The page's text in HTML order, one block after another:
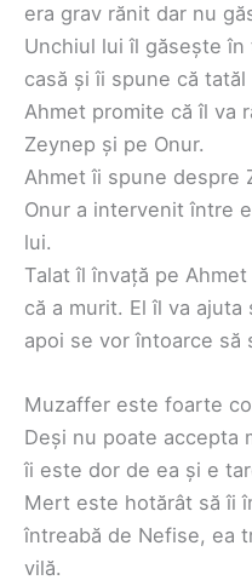
era grav rănit dar nu
Unchiul lui îl găsește
casă și îi spune că tatăl
Ahmet promite că îl va
Zeynep și pe Onur.
Ahmet îi spune despre
Onur a intervenit între
lui.
Talat îl învață pe
că a murit. El îl va
apoi se vor întoarce să
Muzaffer este foarte
Deși nu poate accepta
îi este dor de ea și e
Mert este hotărât să îi
întreabă de Nefise, ea
vilă.